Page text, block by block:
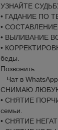
УЗНАЙТЕ
• ГАДАНИЕ ПО
• СОСТАВЛЕНИЕ
• ВЫЛИВАНИЕ
•
беды.
Позвонить
Чат в WhatsApp
СНИМАЮ
• СНЯТИЕ
семьи.
• СНЯТИЕ